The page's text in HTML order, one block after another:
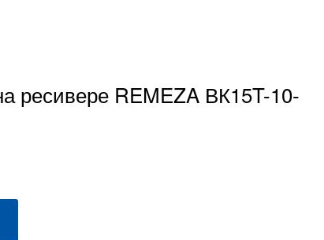
ресивере REMEZA ВК15T-10-